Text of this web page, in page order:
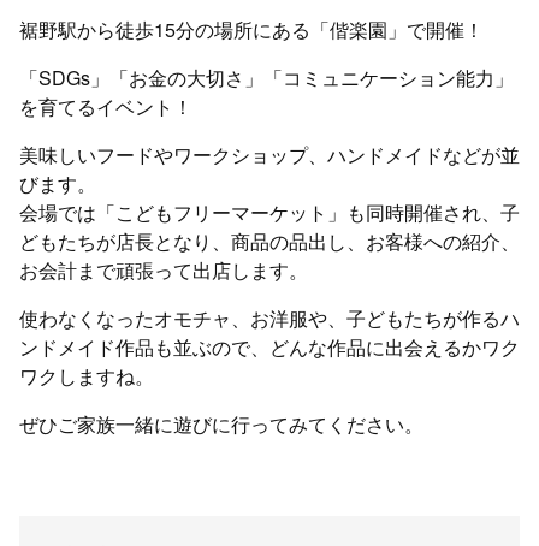
裾野駅から徒歩15分の場所にある「偕楽園」で開催！
「SDGs」「お金の大切さ」「コミュニケーション能力」
を育てるイベント！
美味しいフードやワークショップ、ハンドメイドなどが並
びます。
会場では「こどもフリーマーケット」も同時開催され、子
どもたちが店長となり、商品の品出し、お客様への紹介、
お会計まで頑張って出店します。
使わなくなったオモチャ、お洋服や、子どもたちが作るハ
ンドメイド作品も並ぶので、どんな作品に出会えるかワク
ワクしますね。
ぜひご家族一緒に遊びに行ってみてください。